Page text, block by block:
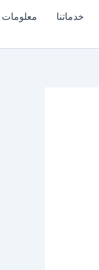
خدماتنا
معلومات